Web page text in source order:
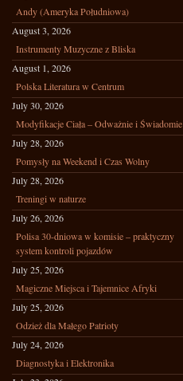
Andy (Ameryka Południowa)
August 3, 2026
Instrumenty Muzyczne z Bliska
August 1, 2026
Polska Literatura w Centrum
July 30, 2026
Modyfikacje Ciała – Odważnie i Świadomie
July 28, 2026
Pomysły na Weekend i Czas Wolny
July 28, 2026
Treningi w naturze
July 26, 2026
Polisa 30-dniowa w komisie – praktyczny
system kontroli pojazdów
July 25, 2026
Magiczne Miejsca i Tajemnice Afryki
July 25, 2026
Odzież dla Małego Patrioty
July 24, 2026
Diagnostyka i Elektronika